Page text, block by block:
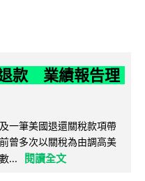
款 業績報告理
一筆美國退還關稅款項帶
曾多次以關稅為由調高美
...
閱讀全文